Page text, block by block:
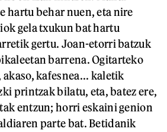
hartu behar nuen, eta nire
gela txukun bat hartu
gertu. Joan-etorri batzuk
barrena. Ogitarteko
kafesnea... kaletik
printzak bilatu, eta, batez ere,
entzun; horri eskaini genion
parte bat. Betidanik